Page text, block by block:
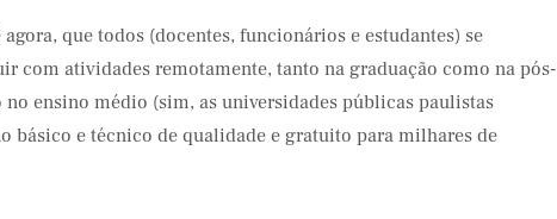
que todos (docentes, funcionários e estudantes) se
com atividades remotamente, tanto na graduação como na pós-
no ensino médio (sim, as universidades públicas paulistas
básico e técnico de qualidade e gratuito para milhares de